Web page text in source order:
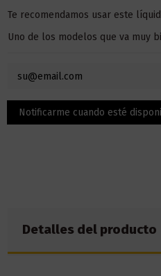
Te recomendamos usar este
Uno de los modelos que va muy
Detalles del producto